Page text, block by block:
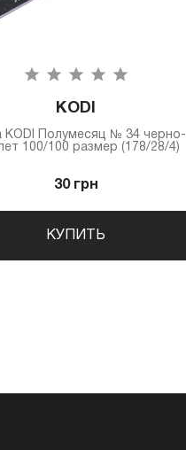
KODI
КODI Полумесяц № 34 черно-
100/100 размер (178/28/4)
30 грн
КУПИТЬ